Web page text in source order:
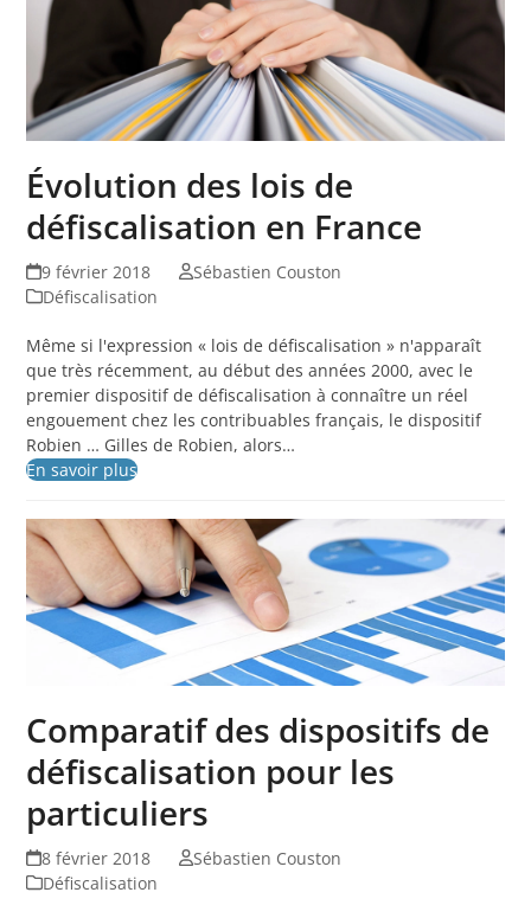
Évolution des lois de
défiscalisation en France
9 février 2018
Sébastien Couston
Défiscalisation
Même si l'expression « lois de défiscalisation » n'apparaît
que très récemment, au début des années 2000, avec le
premier dispositif de défiscalisation à connaître un réel
engouement chez les contribuables français, le dispositif
Robien … Gilles de Robien, alors…
En savoir plus
Comparatif des dispositifs de
défiscalisation pour les
particuliers
8 février 2018
Sébastien Couston
Défiscalisation